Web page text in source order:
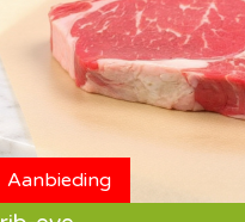
Aanbieding